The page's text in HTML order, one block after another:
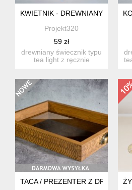
KWIETNIK - DREWNIANY
Projekt320
59 zł
drewniany świecznik typu
tea light z ręcznie
TACA / PREZENTER Z DREWNA